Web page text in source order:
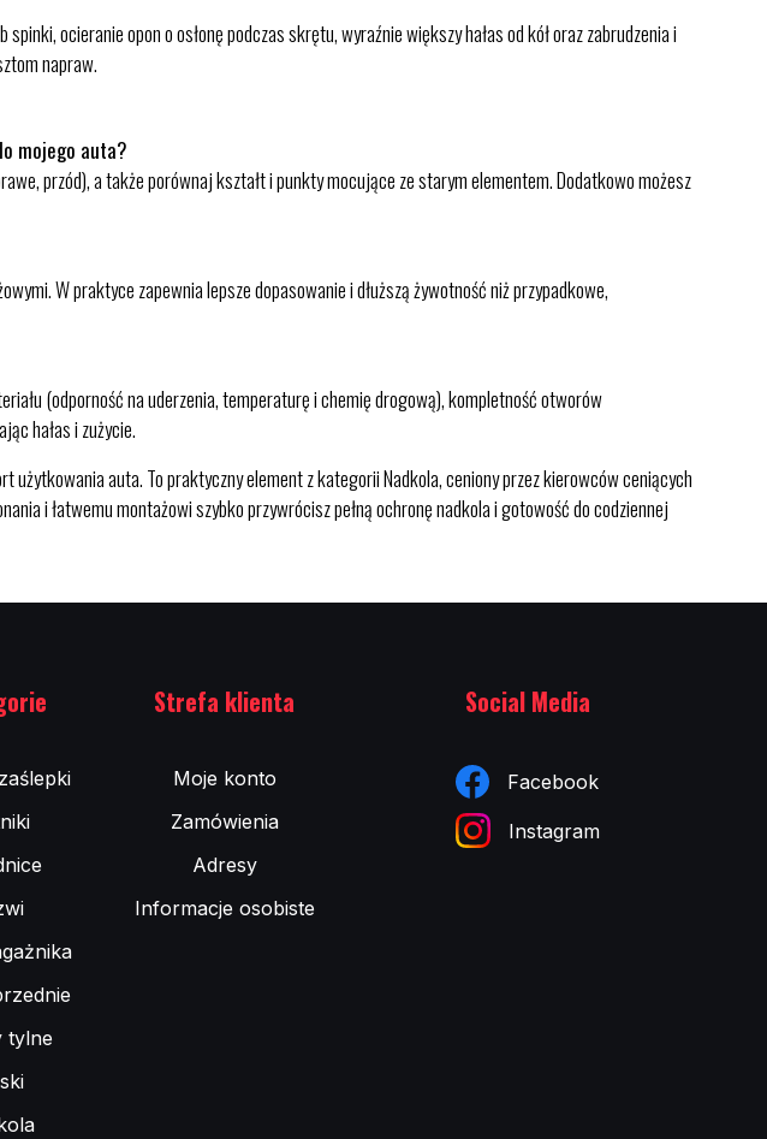
ocieranie opon o osłonę podczas skrętu, wyraźnie większy hałas od kół oraz zabrudzenia i
napraw.
do mojego auta?
przód), a także porównaj kształt i punkty mocujące ze starym elementem. Dodatkowo możesz
W praktyce zapewnia lepsze dopasowanie i dłuższą żywotność niż przypadkowe,
(odporność na uderzenia, temperaturę i chemię drogową), kompletność otworów
hałas i zużycie.
auta. To praktyczny element z kategorii Nadkola, ceniony przez kierowców ceniących
i łatwemu montażowi szybko przywrócisz pełną ochronę nadkola i gotowość do codziennej
tylne
Strefa klienta
Moje konto
Zamówienia
Adresy
Informacje osobiste
Social Media
Facebook
Instagram